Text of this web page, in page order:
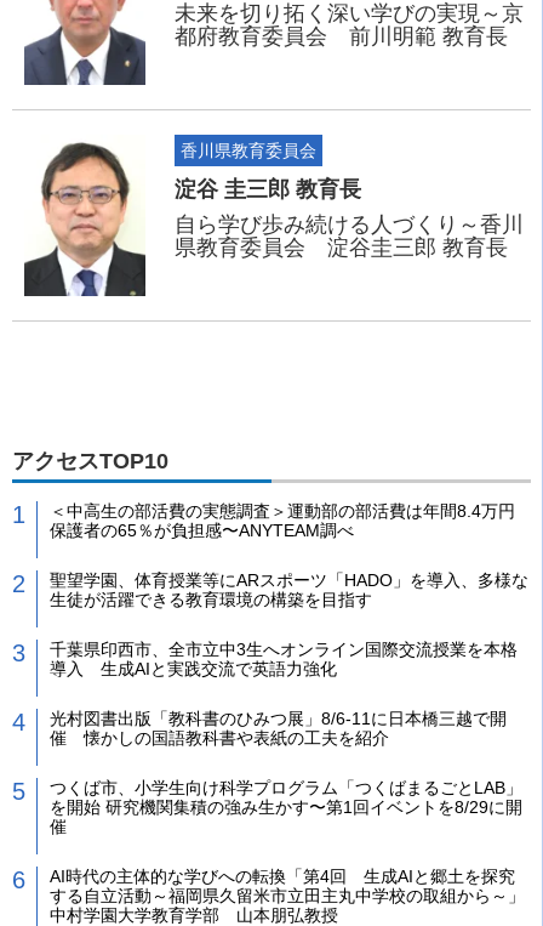
未来を切り拓く深い学びの実現～京
都府教育委員会 前川明範 教育長
香川県教育委員会
淀谷 圭三郎 教育長
自ら学び歩み続ける人づくり～香川
県教育委員会 淀谷圭三郎 教育長
アクセスTOP10
＜中高生の部活費の実態調査＞運動部の部活費は年間8.4万円
保護者の65％が負担感〜ANYTEAM調べ
聖望学園、体育授業等にARスポーツ「HADO」を導入、多様な
生徒が活躍できる教育環境の構築を目指す
千葉県印西市、全市立中3生へオンライン国際交流授業を本格
導入 生成AIと実践交流で英語力強化
光村図書出版「教科書のひみつ展」8/6-11に日本橋三越で開
催 懐かしの国語教科書や表紙の工夫を紹介
つくば市、小学生向け科学プログラム「つくばまるごとLAB」
を開始 研究機関集積の強み生かす〜第1回イベントを8/29に開
催
AI時代の主体的な学びへの転換「第4回 生成AIと郷土を探究
する自立活動～福岡県久留米市立田主丸中学校の取組から～」
中村学園大学教育学部 山本朋弘教授